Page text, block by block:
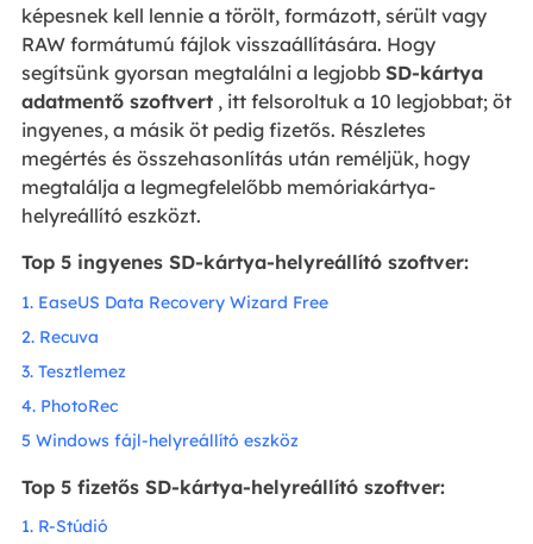
képesnek kell lennie a törölt, formázott, sérült vagy
RAW formátumú fájlok visszaállítására. Hogy
segítsünk gyorsan megtalálni a legjobb SD-kártya
adatmentő szoftvert, itt felsoroltuk a 10 legjobbat; öt
ingyenes, a másik öt pedig fizetős. Részletes
megértés és összehasonlítás után reméljük, hogy
megtalálja a legmegfelelőbb memóriakártya-
helyreállító eszközt.
Top 5 ingyenes SD-kártya-helyreállító szoftver:
1. EaseUS Data Recovery Wizard Free
2. Recuva
3. Tesztlemez
4. PhotoRec
5 Windows fájl-helyreállító eszköz
Top 5 fizetős SD-kártya-helyreállító szoftver:
1. R-Stúdió